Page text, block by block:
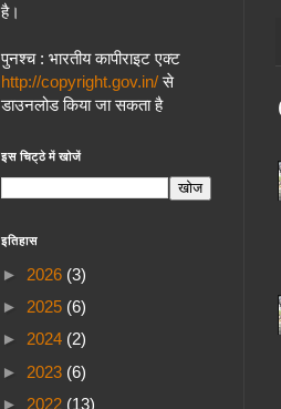
है।
पुनश्च : भारतीय कापीराइट एक्ट
http://copyright.gov.in/से
डाउनलोड किया जा सकता है
इस चिट्ठे में खोजें
इतिहास
► 2026 (3)
► 2025 (6)
► 2024 (2)
► 2023 (6)
► 2022 (13)